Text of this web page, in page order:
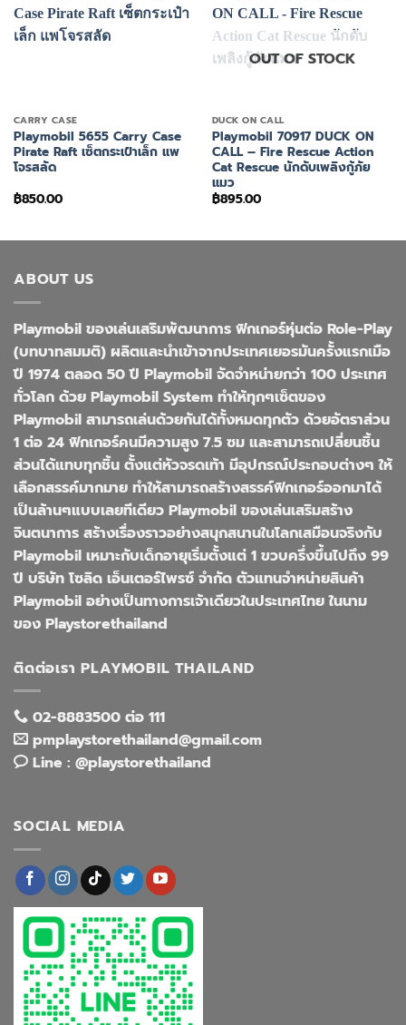
CARRY CASE
Playmobil 5655 Carry Case
Pirate Raft เซ็ตกระเป๋าเล็ก แพ
โจรสลัด
฿850.00
OUT OF STOCK
DUCK ON CALL
Playmobil 70917 DUCK ON
CALL – Fire Rescue Action
Cat Rescue นักดับเพลิงกู้ภัย
แมว
฿895.00
ABOUT US
Playmobil ของเล่นเสริมพัฒนาการ ฟิกเกอร์หุ่นต่อ Role-Play
(บทบาทสมมติ) ผลิตและนำเข้าจากประเทศเยอรมันครั้งแรกเมือ
ปี 1974 ตลอด 50 ปี Playmobil จัดจำหน่ายกว่า 100 ประเทศ
ทั่วโลก ด้วย Playmobil System ทำให้ทุกๆเซ็ตของ
Playmobil สามารถเล่นด้วยกันได้ทั้งหมดทุกตัว ด้วยอัตราส่วน
1 ต่อ 24 ฟิกเกอร์คนมีความสูง 7.5 ซม และสามารถเปลี่ยนชิ้น
ส่วนได้แทบทุกชิ้น ตั้งแต่หัวจรดเท้า มีอุปกรณ์ประกอบต่างๆ ให้
เลือกสรรค์มากมาย ทำให้สามารถสร้างสรรค์ฟิกเกอร์ออกมาได้
เป็นล้านๆแบบเลยทีเดียว Playmobil ของเล่นเสริมสร้าง
จินตนาการ สร้างเรื่องราวอย่างสนุกสนานในโลกเสมือนจริงกับ
Playmobil เหมาะกับเด็กอายุเริ่มตั้งแต่ 1 ขวบครึ่งขึ้นไปถึง 99
ปี บริษัท โซลิด เอ็นเตอร์ไพรซ์ จำกัด ตัวแทนจำหน่ายสินค้า
Playmobil อย่างเป็นทางการเจ้าเดียวในประเทศไทย ในนาม
ของ Playstorethailand
ติดต่อเรา PLAYMOBIL THAILAND
02-8883500 ต่อ 111
pmplaystorethailand@gmail.com
Line : @playstorethailand
SOCIAL MEDIA